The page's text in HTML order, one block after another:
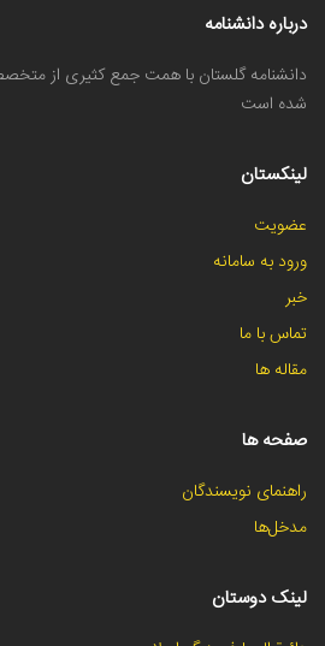
درباره دانشنامه
دانشنامه گلستان با همت جمع کثیری از
شده است
لینکستان
عضویت
ورود به سامانه
خبر
تماس با ما
مقاله ها
صفحه ها
راهنمای نویسندگان
مدخل‌ها
لینک دوستان